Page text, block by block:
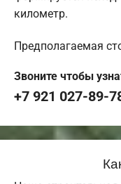
километр.
Предполагаемая
Звоните чтобы
+7 921 027-89-